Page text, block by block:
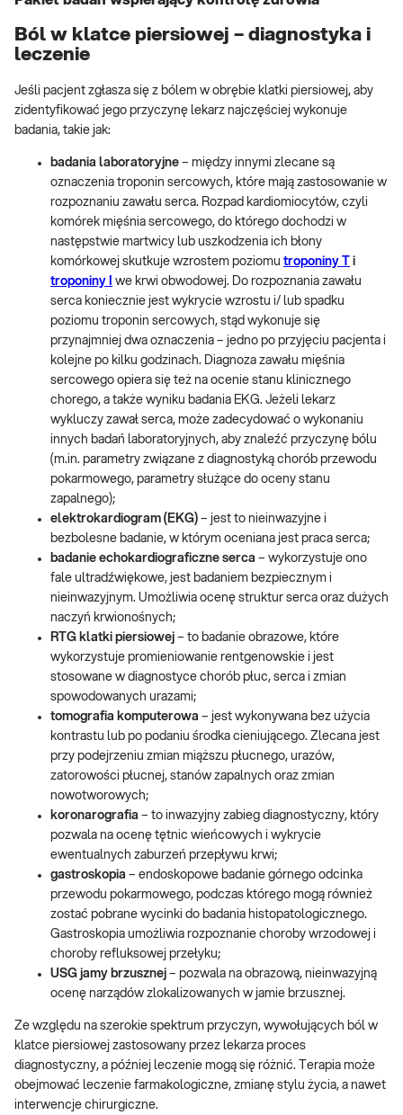
Ból w klatce piersiowej – diagnostyka i
leczenie
Jeśli pacjent zgłasza się z bólem w obrębie klatki piersiowej, aby
zidentyfikować jego przyczynę lekarz najczęściej wykonuje
badania, takie jak:
badania laboratoryjne – między innymi zlecane są
oznaczenia troponin sercowych, które mają zastosowanie w
rozpoznaniu zawału serca. Rozpad kardiomiocytów, czyli
komórek mięśnia sercowego, do którego dochodzi w
następstwie martwicy lub uszkodzenia ich błony
komórkowej skutkuje wzrostem poziomu troponiny T i
troponiny I
we krwi obwodowej. Do rozpoznania zawału
serca koniecznie jest wykrycie wzrostu i/ lub spadku
poziomu troponin sercowych, stąd wykonuje się
przynajmniej dwa oznaczenia – jedno po przyjęciu pacjenta i
kolejne po kilku godzinach. Diagnoza zawału mięśnia
sercowego opiera się też na ocenie stanu klinicznego
chorego, a także wyniku badania EKG. Jeżeli lekarz
wykluczy zawał serca, może zadecydować o wykonaniu
innych badań laboratoryjnych, aby znaleźć przyczynę bólu
(m.in. parametry związane z diagnostyką chorób przewodu
pokarmowego, parametry służące do oceny stanu
zapalnego);
elektrokardiogram (EKG) – jest to nieinwazyjne i
bezbolesne badanie, w którym oceniana jest praca serca;
badanie echokardiograficzne serca – wykorzystuje ono
fale ultradźwiękowe, jest badaniem bezpiecznym i
nieinwazyjnym. Umożliwia ocenę struktur serca oraz dużych
naczyń krwionośnych;
RTG klatki piersiowej – to badanie obrazowe, które
wykorzystuje promieniowanie rentgenowskie i jest
stosowane w diagnostyce chorób płuc, serca i zmian
spowodowanych urazami;
tomografia komputerowa – jest wykonywana bez użycia
kontrastu lub po podaniu środka cieniującego. Zlecana jest
przy podejrzeniu zmian miąższu płucnego, urazów,
zatorowości płucnej, stanów zapalnych oraz zmian
nowotworowych;
koronarografia – to inwazyjny zabieg diagnostyczny, który
pozwala na ocenę tętnic wieńcowych i wykrycie
ewentualnych zaburzeń przepływu krwi;
gastroskopia – endoskopowe badanie górnego odcinka
przewodu pokarmowego, podczas którego mogą również
zostać pobrane wycinki do badania histopatologicznego.
Gastroskopia umożliwia rozpoznanie choroby wrzodowej i
choroby refluksowej przełyku;
USG jamy brzusznej – pozwala na obrazową, nieinwazyjną
ocenę narządów zlokalizowanych w jamie brzusznej.
Ze względu na szerokie spektrum przyczyn, wywołujących ból w
klatce piersiowej zastosowany przez lekarza proces
diagnostyczny, a później leczenie mogą się różnić. Terapia może
obejmować leczenie farmakologiczne, zmianę stylu życia, a nawet
interwencje chirurgiczne.